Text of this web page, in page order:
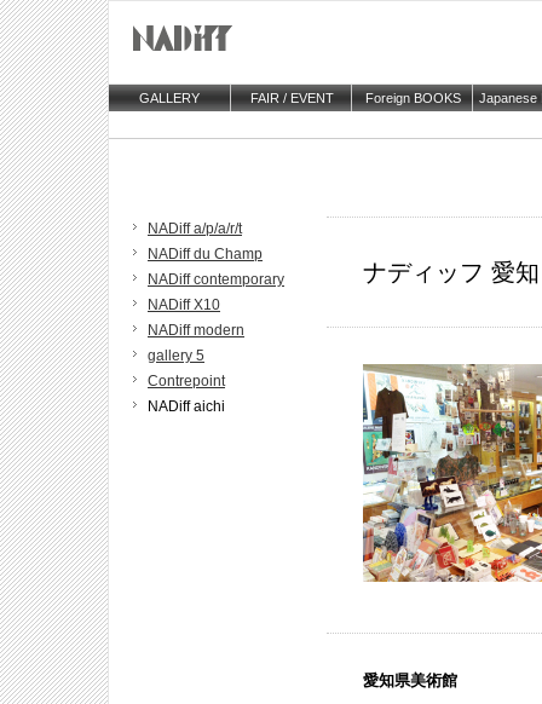
GALLERY FAIR / EVENT Foreign BOOKS Japanese
NADiff a/p/a/r/t
NADiff du Champ
NADiff contemporary
NADiff X10
NADiff modern
gallery 5
Contrepoint
NADiff aichi
ナディッフ 愛知
愛知県美術館